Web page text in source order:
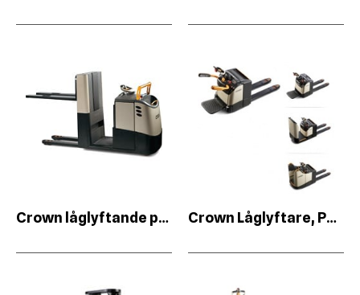
Crown låglyftande plocktruck Crown Låglyftare, Palltruckar